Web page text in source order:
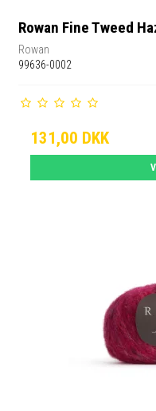
Rowan Fine Tweed
Rowan
99636-0002
131,00 DKK